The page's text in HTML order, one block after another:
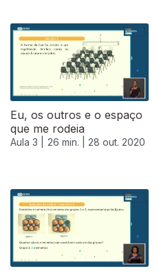
Eu, os outros e o espaço
que me rodeia
Aula 3 | 26 min. | 28 out. 2020